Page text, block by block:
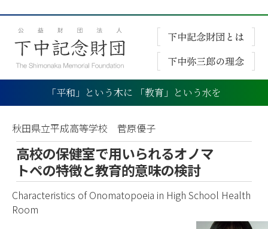
「平和」という木に 「教育」という水を
秋田県立平成高等学校 菅原優子
高校の保健室で用いられるオノマ
トペの特徴と教育的意味の検討
Characteristics of Onomatopoeia in High School Health
Room